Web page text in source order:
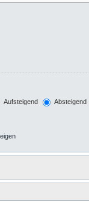
Aufsteigend Absteigend